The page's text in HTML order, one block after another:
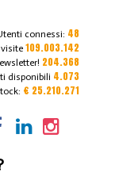
connessi: 48
visite 109.003.142
204.368
disponibili 4.073
€ 25.210.271